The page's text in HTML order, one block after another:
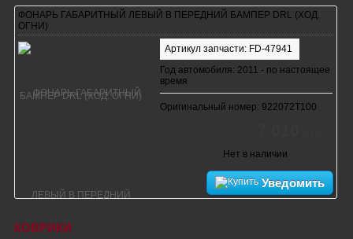
ФОНАРЬ ГАБАРИТНЫЙ ЛЕВЫЙ В ПЕРЕДНИЙ БАМПЕР DRL (ХОД.
ОГНИ)
Артикул запчасти: FD-47941
Год автомобиля: 2011 - по настоящее
время
Оригинальный номер: 922072T100
Нет в наличии
Уведомить
КОВРИКИ